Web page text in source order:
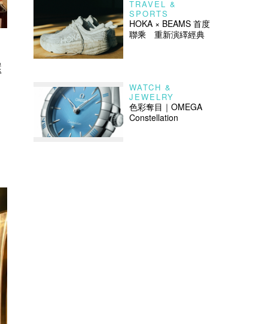
TRAVEL &
SPORTS
HOKA × BEAMS 首度
聯乘 重新演繹經典
WATCH &
JEWELRY
色彩奪目｜OMEGA
Constellation